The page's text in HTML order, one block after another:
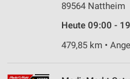
89564 Nattheim
Heute 09:00 -
479,85 km •